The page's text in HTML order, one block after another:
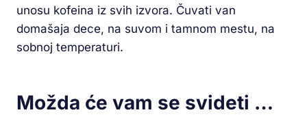
unosu kofeina iz svih izvora. Čuvati van
domašaja dece, na suvom i tamnom mestu, na
sobnoj temperaturi.
Možda će vam se svideti …